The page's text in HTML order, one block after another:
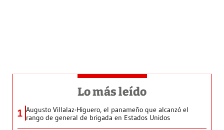
Lo más leído
1 Augusto Villalaz-Higuero, el panameño que alcanzó el
rango de general de brigada en Estados Unidos